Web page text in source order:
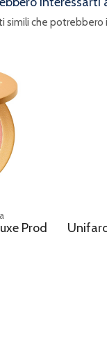
simili che potrebbero
Prod